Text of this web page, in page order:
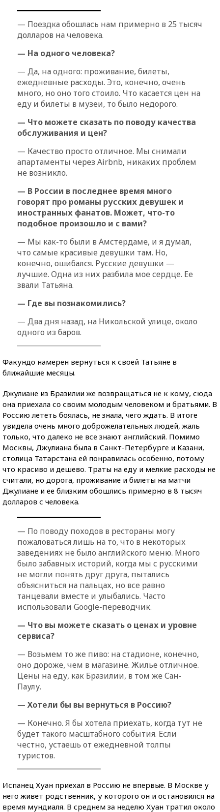
— Поездка обошлась нам примерно в 25 тысяч
долларов на человека.
— На одного человека?
— Да, на одного: проживание, билеты,
ежедневные расходы. Это, конечно, очень
много, но оно того стоило. Что касается цен на
еду и билеты в музеи, то было недорого.
— Что можете сказать по поводу качества
обслуживания и цен?
— Качество просто отличное. Мы снимали
апартаменты через Airbnb, никаких проблем
не возникло.
— В России в последнее время много
говорят про романы русских девушек и
иностранных фанатов. Может, что-то
подобное произошло и с вами?
— Мы как-то были в Амстердаме, и я думал,
что самые красивые девушки там. Но,
конечно, ошибался. Русские девушки —
лучшие. Одна из них разбила мое сердце. Ее
звали Татьяна.
— Где вы познакомились?
— Два дня назад, на Никольской улице, около
одного из баров.
Факундо намерен вернуться к своей Татьяне в
ближайшие месяцы.
Джулиане из Бразилии же возвращаться не к кому, сюда
она приехала со своим молодым человеком и братьями. В
Россию лететь боялась, не знала, чего ждать. В итоге
увидела очень много доброжелательных людей, жаль
только, что далеко не все знают английский. Помимо
Москвы, Джулиана была в Санкт-Петербурге и Казани,
столица Татарстана ей понравилась особенно, потому
что красиво и дешево. Траты на еду и мелкие расходы не
считали, но дорога, проживание и билеты на матчи
Джулиане и ее близким обошлись примерно в 8 тысяч
долларов с человека.
— По поводу походов в рестораны могу
пожаловаться лишь на то, что в некоторых
заведениях не было английского меню. Много
было забавных историй, когда мы с русскими
не могли понять друг друга, пытались
объясниться на пальцах, но все равно
танцевали вместе и улыбались. Часто
использовали Google-переводчик.
— Что вы можете сказать о ценах и уровне
сервиса?
— Возьмем то же пиво: на стадионе, конечно,
оно дороже, чем в магазине. Жилье отличное.
Цены на еду, как Бразилии, в том же Сан-
Паулу.
— Хотели бы вы вернуться в Россию?
— Конечно. Я бы хотела приехать, когда тут не
будет такого масштабного события. Если
честно, устаешь от ежедневной толпы
туристов.
Испанец Хуан приехал в Россию не впервые. В Москве у
него живет родственник, у которого он и остановился на
время мундиаля. В среднем за неделю Хуан тратил около